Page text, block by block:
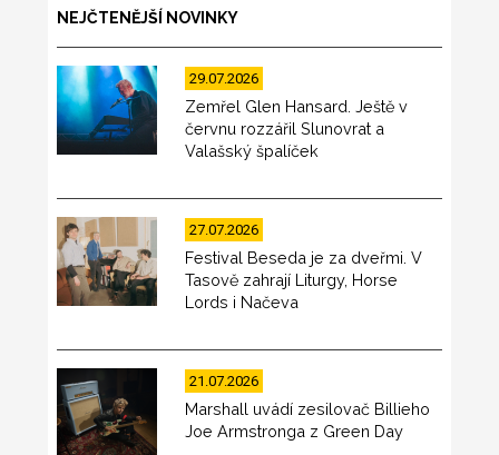
NEJČTENĚJŠÍ NOVINKY
29.07.2026
Zemřel Glen Hansard. Ještě v
červnu rozzářil Slunovrat a
Valašský špalíček
27.07.2026
Festival Beseda je za dveřmi. V
Tasově zahrají Liturgy, Horse
Lords i Načeva
21.07.2026
Marshall uvádí zesilovač Billieho
Joe Armstronga z Green Day